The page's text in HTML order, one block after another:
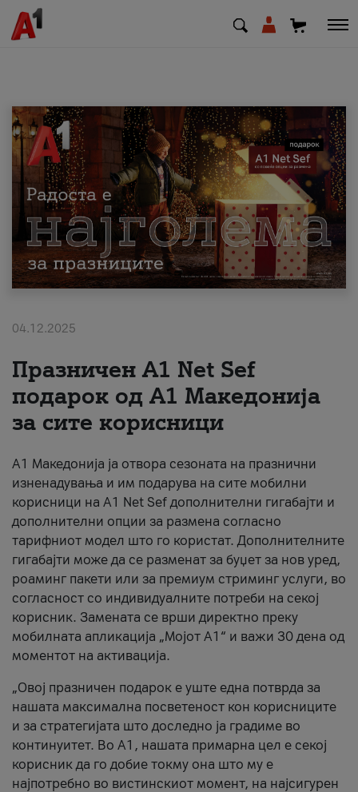
МК EN SQ
Приватни Деловни
Поддршка
Надополни кредит
За нас
#ПодобарОнлајн
04.12.2025
Празничен A1 Net Sеf
подарок од А1 Македонија
за сите корисници
А1 Македонија ја отвора сезоната на празнични
изненадувања и им подарува на сите мобилни
корисници на A1 Net Sef дополнителни гигабајти и
дополнителни опции за размена согласно
тарифниот модел што го користат. Дополнителните
гигабајти може да се разменат за буџет за нов уред,
роаминг пакети или за премиум стриминг услуги, во
согласност со индивидуалните потреби на секој
корисник. Замената се врши директно преку
мобилната апликација „Мојот А1“ и важи 30 дена од
моментот на активација.
„Овој празничен подарок е уште една потврда за
нашата максимална посветеност кон корисниците
и за стратегијата што доследно ја градиме во
континуитет. Во А1, нашата примарна цел е секој
корисник да го добие токму она што му е
најпотребно во вистинскиот момент, на најсигурен